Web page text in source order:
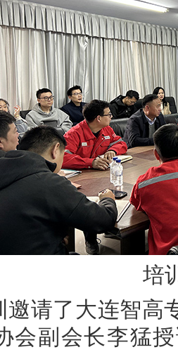
培
邀请了大连智高
会副会长李猛